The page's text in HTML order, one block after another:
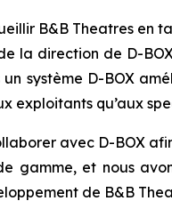
B&B Theatres
la direction de D-
un système D-BOX
exploitants qu’aux
avec D-BOX
gamme, et nous
de B&B